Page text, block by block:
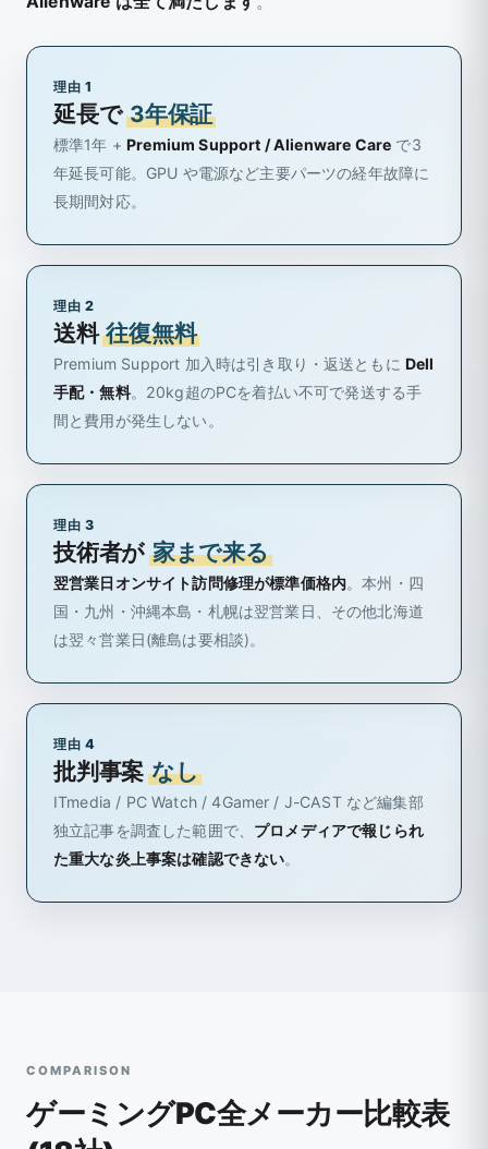
理由 1
延長で3年保証
標準1年 +Premium Support / Alienware Care で3
年延長可能。GPU や電源など主要パーツの経年故障に
長期間対応。
理由 2
送料往復無料
Premium Support 加入時は引き取り・返送ともに Dell
手配・無料。20kg超のPCを着払い不可で発送する手
間と費用が発生しない。
理由 3
技術者が 家まで来る
翌営業日オンサイト訪問修理が標準価格内。本州・四
国・九州・沖縄本島・札幌は翌営業日、その他北海道
は翌々営業日(離島は要相談)。
理由 4
批判事案 なし
ITmedia / PC Watch / 4Gamer / J-CAST など編集部
独立記事を調査した範囲で、 プロメディアで報じられ
た重大な炎上事案は確認できない。
COMPARISON
ゲーミングPC全メーカー比較表